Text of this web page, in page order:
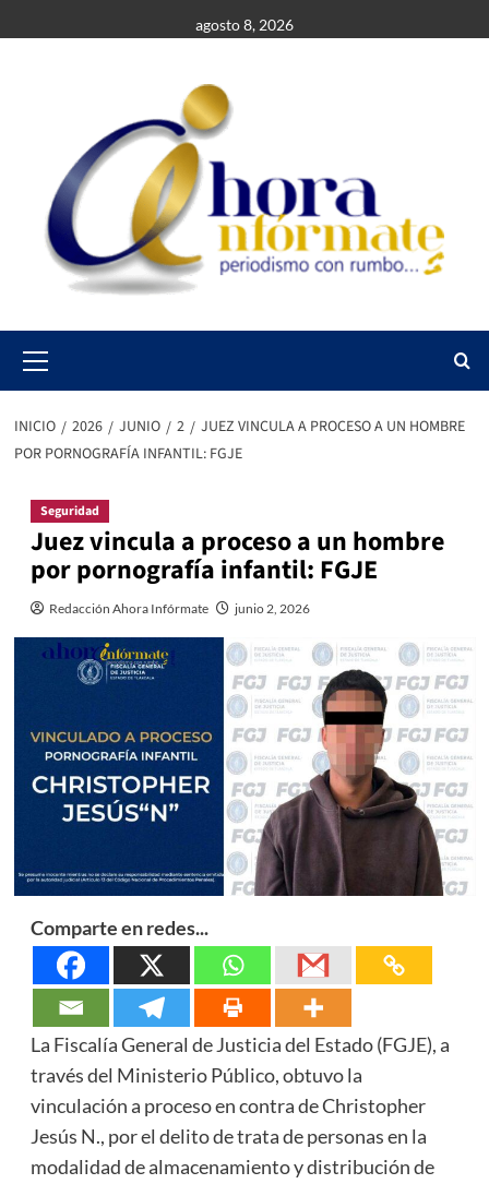
al
agosto 8, 2026
Menu
INICIO 2026 JUNIO 2
JUEZ VINCULA A PROCESO A UN HOMBRE
POR PORNOGRAFÍA INFANTIL: FGJE
Seguridad
Juez vincula a proceso a un hombre
por pornografía infantil: FGJE
Redacción Ahora Infórmate junio 2, 2026
Comparte en redes...
La Fiscalía General de Justicia del Estado (FGJE), a
través del Ministerio Público, obtuvo la
vinculación a proceso en contra de Christopher
Jesús N., por el delito de trata de personas en la
modalidad de almacenamiento y distribución de